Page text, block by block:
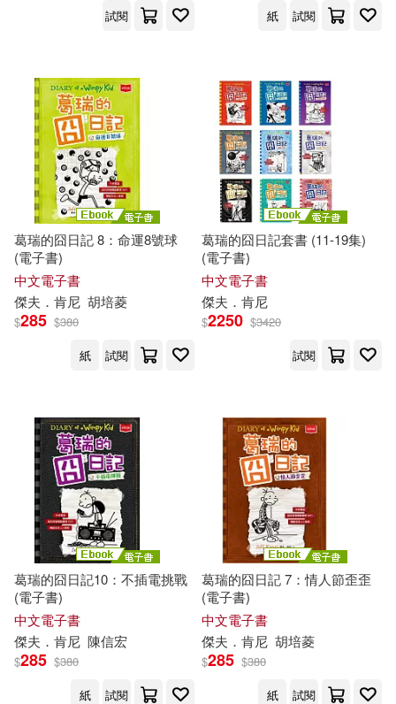
試閱
紙
試閱
葛瑞的囧日記 8：命運8號球
(電子書)
中文電子書
傑夫 ． 肯尼 胡培菱
$285 $380
紙
試閱
葛瑞的囧日記套書 (11-19集)
(電子書)
中文電子書
傑夫 ． 肯尼
$2250 $3420
試閱
葛瑞的囧日記10：不插電挑戰
(電子書)
中文電子書
傑夫 ． 肯尼 陳信宏
$285 $380
紙
試閱
葛瑞的囧日記 7：情人節歪歪
(電子書)
中文電子書
傑夫 ． 肯尼 胡培菱
$285 $380
紙
試閱